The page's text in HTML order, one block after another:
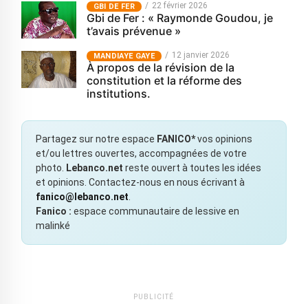
GBI DE FER 22 février 2026
Gbi de Fer : « Raymonde Goudou, je
t’avais prévenue »
MANDIAYE GAYE 12 janvier 2026
À propos de la révision de la
constitution et la réforme des
institutions.
Partagez sur notre espace FANICO*vos opinions
et/ou lettres ouvertes, accompagnées de votre
photo.
Lebanco.net reste ouvert à toutes les idées
et opinions. Contactez-nous en nous écrivant à
fanico@lebanco.net
Fanico : espace communautaire de lessive en
malinké
PUBLICITÉ